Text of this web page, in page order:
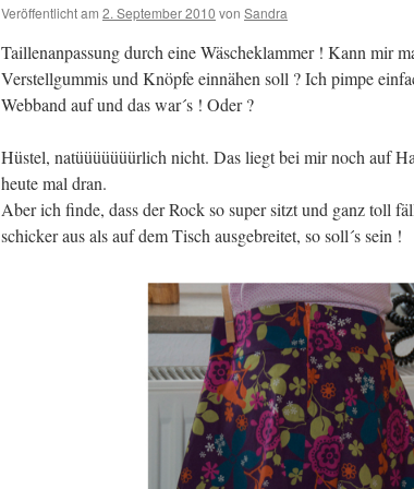
Veröffentlicht am 2. September 2010 von Sandra
Taillenanpassung durch eine Wäscheklammer ! Kann mir
Verstellgummis und Knöpfe einnähen soll ? Ich pimpe
Webband auf und das war´s ! Oder ?
Hüstel, natüüüüüüürlich nicht. Das liegt bei mir noch auf
heute mal dran.
Aber ich finde, dass der Rock so super sitzt und ganz toll
schicker aus als auf dem Tisch ausgebreitet, so soll´s sein !